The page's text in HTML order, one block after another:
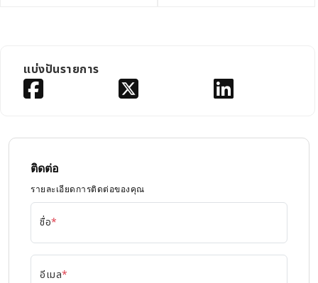
แบ่งปันรายการ
ติดต่อ
รายละเอียดการติดต่อของคุณ
ชื่อ*
อีเมล*